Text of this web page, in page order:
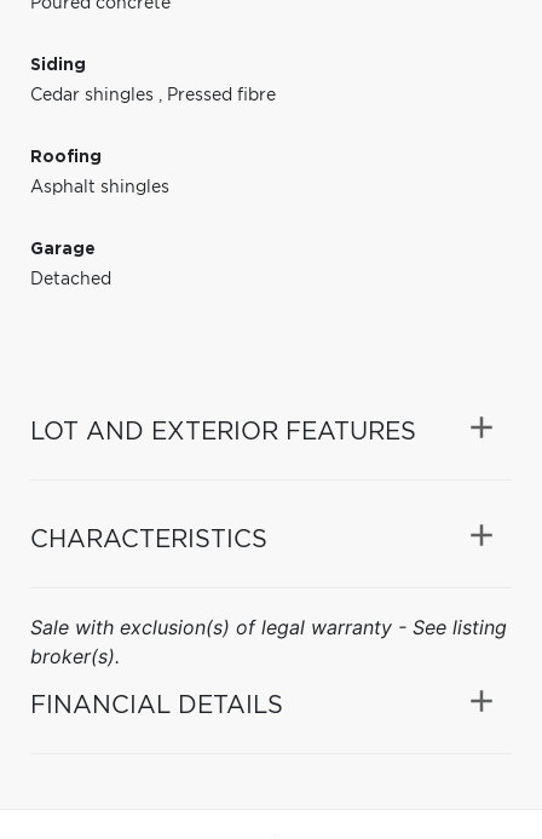
Poured concrete
Siding
Cedar shingles , Pressed fibre
Roofing
Asphalt shingles
Garage
Detached
LOT AND EXTERIOR FEATURES
CHARACTERISTICS
Sale with exclusion(s) of legal warranty - See listing
broker(s).
FINANCIAL DETAILS